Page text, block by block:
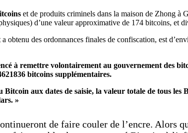
et de produits criminels dans la maison de Zhong à
d’une valeur approximative de 174 bitcoins, et
obtenu des ordonnances finales de confiscation, est
à remettre volontairement au gouvernement des
bitcoins supplémentaires.
aux dates de saisie, la valeur totale de tous les
»
de faire couler de l’encre. Alors